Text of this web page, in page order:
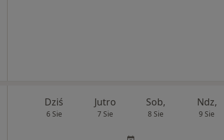
Dziś
6 Sie
Jutro
7 Sie
Sob,
8 Sie
Ndz,
9 Sie